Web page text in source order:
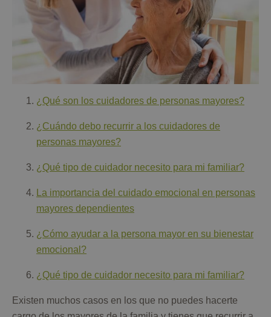
¿Qué son los cuidadores de personas mayores?
¿Cuándo debo recurrir a los cuidadores de
personas mayores?
¿Qué tipo de cuidador necesito para mi familiar?
La importancia del cuidado emocional en personas
mayores dependientes
¿Cómo ayudar a la persona mayor en su bienestar
emocional?
¿Qué tipo de cuidador necesito para mi familiar?
Existen muchos casos en los que no puedes hacerte